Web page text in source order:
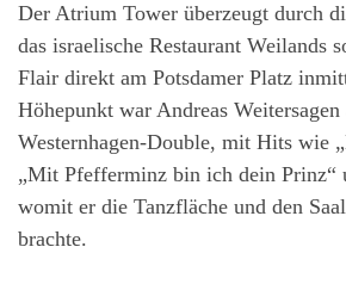
Der Atrium Tower überzeugt durch
das israelische Restaurant Weilands
Flair direkt am Potsdamer Platz
Höhepunkt war Andreas
Westernhagen-Double, mit Hits wie
„Mit Pfefferminz bin ich dein Prinz“
womit er die Tanzfläche und den
brachte.